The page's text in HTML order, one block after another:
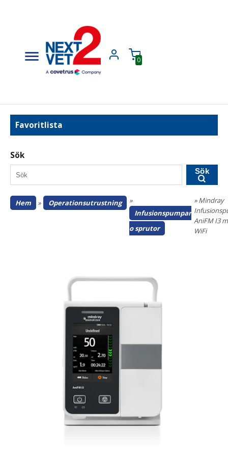
0
Favoritlista
Sök
Sök
Hem » Operationsutrustning
»
Infusionspumpar
o sprutor
» Mindray
AniFM I3
WiFi